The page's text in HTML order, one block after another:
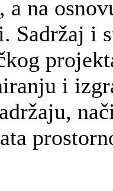
a na
Sadržaj i
i